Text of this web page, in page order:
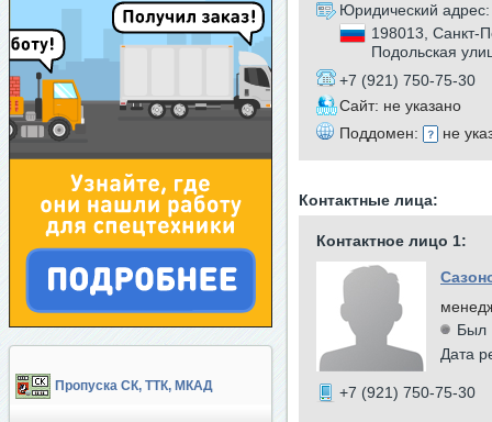
Пропуска СК, ТТК, МКАД
Юридический адрес:
198013, Санкт-
Подольская
+7 (921) 750-75-30
Сайт: не указано
Поддомен:
не
Контактные лица:
Контактное лицо 1:
Был
Дата
+7 (921) 750-75-30